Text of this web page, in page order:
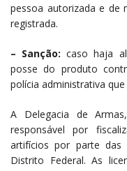
pessoa autorizada e de
registrada.
– Sanção:caso haja
posse do produto
polícia administrativa
A Delegacia de
responsável por
artifícios por parte das
Distrito Federal. As